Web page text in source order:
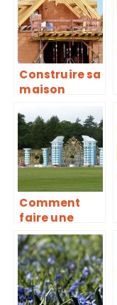
Construire sa
maison
Comment
faire une
demande de
devis de
portail en
ligne ?